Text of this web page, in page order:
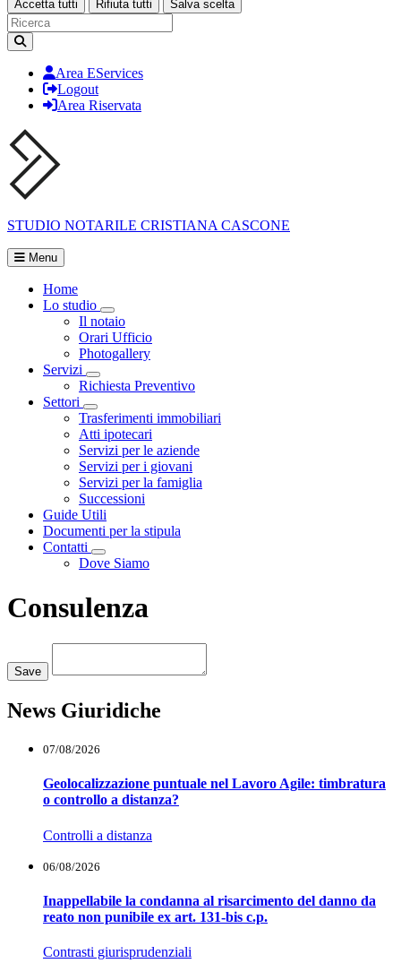
Accetta tutti Rifiuta tutti Salva scelta
Loading...
Area EServices
Logout
Area Riservata
STUDIO NOTARILE CRISTIANA CASCONE
Menu
Home
Lo studio
Visualizza menù di secondo livello
Il notaio
Orari Ufficio
Photogallery
Servizi
Visualizza menù di secondo livello
Richiesta Preventivo
Settori
Visualizza menù di secondo livello
Trasferimenti immobiliari
Atti ipotecari
Servizi per le aziende
Servizi per i giovani
Servizi per la famiglia
Successioni
Guide Utili
Documenti per la stipula
Contatti
Visualizza menù di secondo livello
Dove Siamo
Consulenza
Save
News Giuridiche
07/08/2026
Geolocalizzazione puntuale nel Lavoro Agile: timbratura
o controllo a distanza?
Controlli a distanza
06/08/2026
Inappellabile la condanna al risarcimento del danno da
reato non punibile ex art. 131-bis c.p.
Contrasti giurisprudenziali